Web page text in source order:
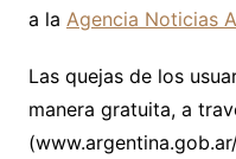
a la Agencia Noticias
Las quejas de los
manera gratuita, a